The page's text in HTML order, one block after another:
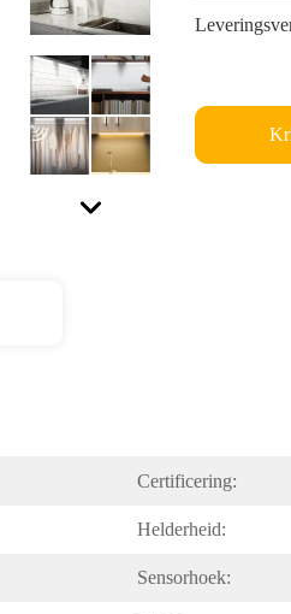
Certificering:
Helderheid:
Sensorhoek: